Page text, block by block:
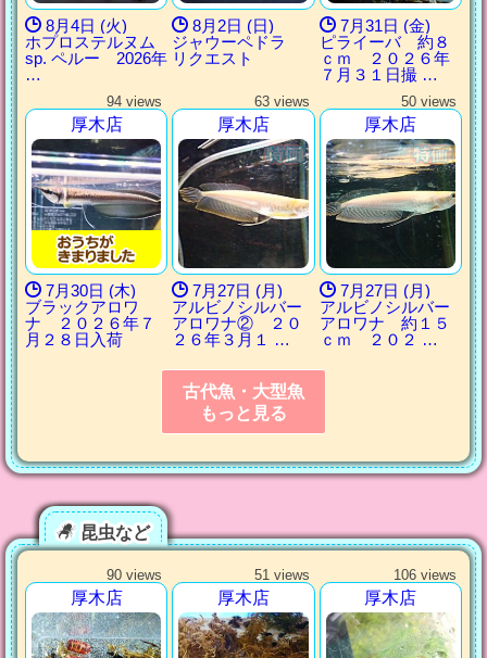
8月4日 (火)
ホプロステルヌム
sp. ペルー 2026年
…
8月2日 (日)
ジャウーペドラ
リクエスト
7月31日 (金)
ピライーバ 約８
ｃｍ ２０２６年
７月３１日撮 …
94 views
厚木店
7月30日 (木)
ブラックアロワ
ナ ２０２６年７
月２８日入荷
63 views
厚木店
7月27日 (月)
アルビノシルバー
アロワナ② ２０
２６年３月１ …
50 views
厚木店
7月27日 (月)
アルビノシルバー
アロワナ 約１５
ｃｍ ２０２ …
古代魚・大型魚
もっと見る
昆虫など
90 views
厚木店
51 views
厚木店
106 views
厚木店